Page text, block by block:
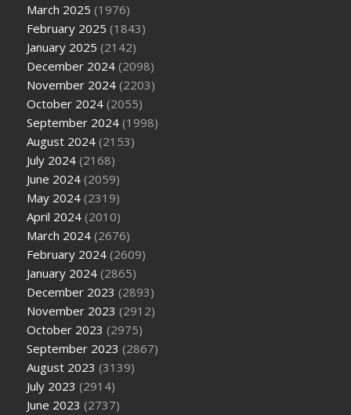
March 2025 (1976)
February 2025 (1843)
January 2025 (2142)
December 2024 (2098)
November 2024 (2203)
October 2024 (2055)
September 2024 (1998)
August 2024 (2153)
July 2024 (2168)
June 2024 (2059)
May 2024 (2319)
April 2024 (2010)
March 2024 (2676)
February 2024 (2609)
January 2024 (2865)
December 2023 (2893)
November 2023 (2912)
October 2023 (2975)
September 2023 (2867)
August 2023 (3139)
July 2023 (2914)
June 2023 (2737)